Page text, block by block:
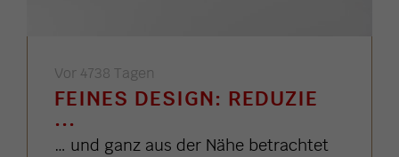
Vor 4738 Tagen
FEINES DESIGN: REDUZIE
...
… und ganz aus der Nähe betrachtet